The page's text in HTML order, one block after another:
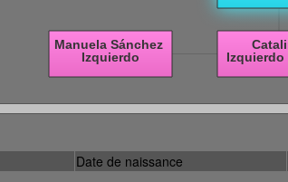
Date de naissance